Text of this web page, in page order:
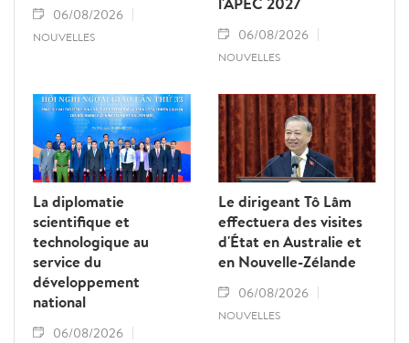
06/08/2026
NOUVELLES 06/08/2026
NOUVELLES
La diplomatie
scientifique et
technologique au
service du
développement
national
06/08/2026
Le dirigeant Tô Lâm
effectuera des visites
d'État en Australie et
en Nouvelle-Zélande
06/08/2026
NOUVELLES